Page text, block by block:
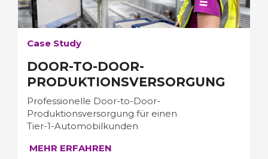
Case Study
DOOR-TO-DOOR-
PRODUKTIONSVERSORGUNG
Professionelle Door-to-Door-
Produktionsversorgung für einen
Tier‑1‑Automobilkunden
MEHR ERFAHREN